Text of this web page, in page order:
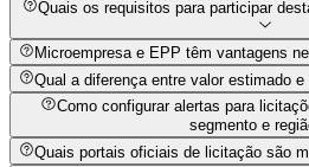
Quais os requisitos para participar
Microempresa e EPP têm vantagens
Qual a diferença entre valor estimado
Como configurar alertas para
segmento e
Quais portais oficiais de licitação são